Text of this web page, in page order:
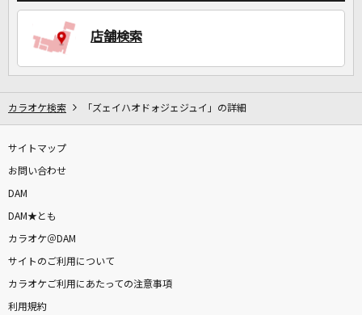
カラオケをもっと楽しもう！
店舗検索
カラオケ検索 「ズェイハオドォジェジュイ」の詳細
サイトマップ
お問い合わせ
DAM
DAM★とも
カラオケ＠DAM
サイトのご利用について
カラオケご利用にあたっての注意事項
利用規約